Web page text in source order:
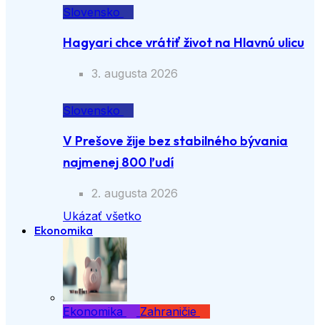
Slovensko
Hagyari chce vrátiť život na Hlavnú ulicu
3. augusta 2026
Slovensko
V Prešove žije bez stabilného bývania
najmenej 800 ľudí
2. augusta 2026
Ukázať všetko
Ekonomika
Ekonomika Zahraničie